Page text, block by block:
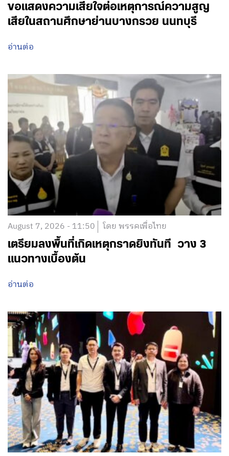
ขอแสดงความเสียใจต่อเหตุการณ์ความสูญ
เสียในสถานศึกษาย่านบางกรวย นนทบุรี
อ่านต่อ
August 7, 2026 - 11:50 โดย พรรคเพื่อไทย
เตรียมลงพื้นที่เกิดเหตุกราดยิงทันที วาง 3
แนวทางเบื้องต้น
อ่านต่อ